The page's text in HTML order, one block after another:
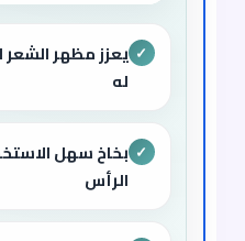
✓ يعزز مظهر الشعر
له
✓ بخاخ سهل
الرأس